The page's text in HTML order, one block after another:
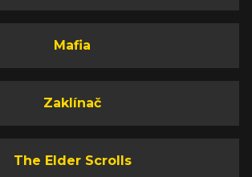
Mafia
Zaklínač
The Elder Scrolls